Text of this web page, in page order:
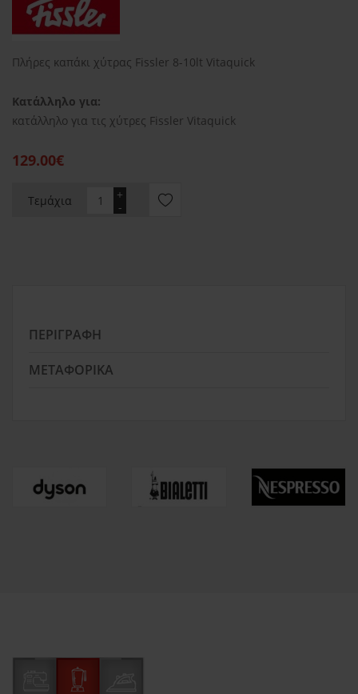
Πλήρες καπάκι χύτρας Fissler 8-10lt Vitaquick
Κατάλληλο για:
κατάλληλο για τις χύτρες Fissler Vitaquick
129.00€
Τεμάχια -
+
ΠΕΡΙΓΡΑΦΉ
ΜΕΤΑΦΟΡΙΚΆ